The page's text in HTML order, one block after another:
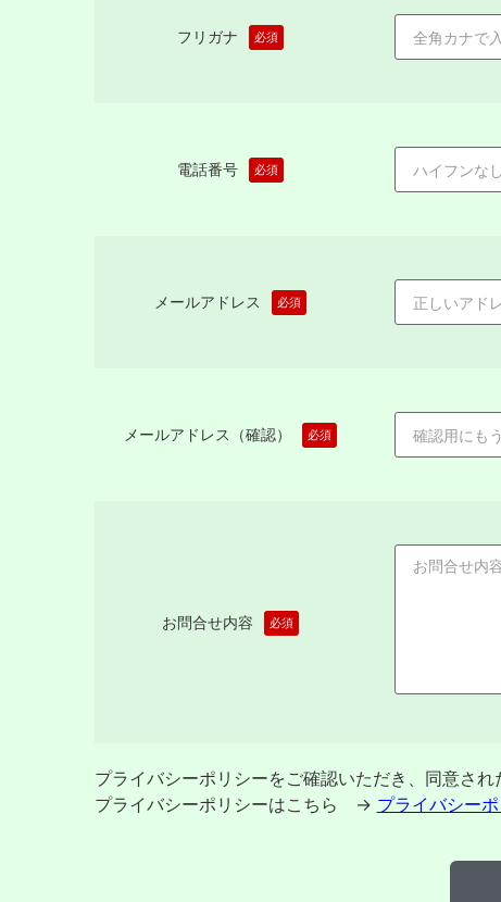
フリガナ 必須
電話番号 必須
メールアドレス 必須
メールアドレス（確認） 必須
お問合せ内容 必須
プライバシーポリシーをご確認いただき、同意され
プライバシーポリシーはこちら → プライバシー